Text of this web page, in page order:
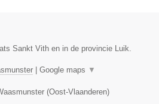
Sankt Vith en in de provincie Luik.
| Google maps ▼
(Oost-Vlaanderen)